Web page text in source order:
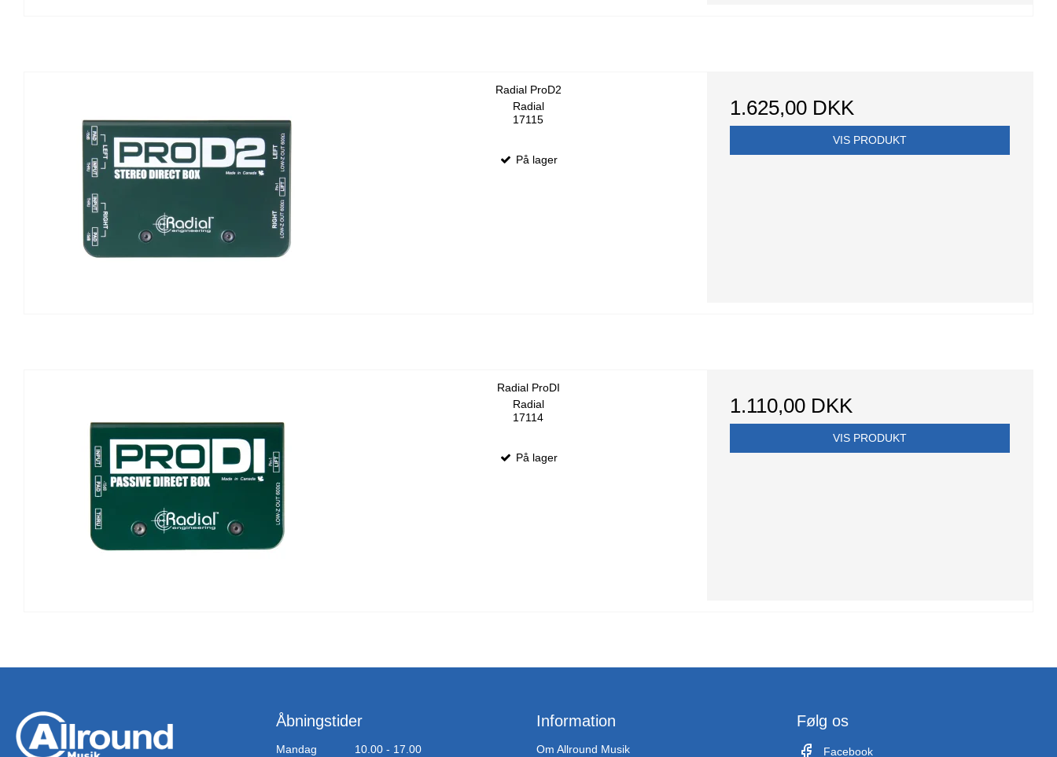
Radial ProD2
Radial
17115
På lager
1.625,00 DKK
VIS PRODUKT
Radial ProDI
Radial
17114
På lager
1.110,00 DKK
VIS PRODUKT
Åbningstider
Mandag 10.00 - 17.00
Information
Om Allround Musik
Følg os
Facebook